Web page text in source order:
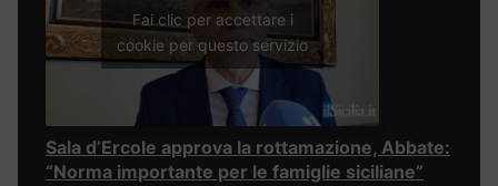
Fai clic per accettare i
cookie per questo servizio
Sala d’Ercole approva la rottamazione, Abbate:
“Norma importante per le famiglie siciliane”